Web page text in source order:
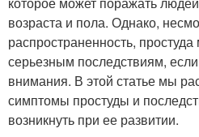
возраста и пола. Однако,
распространенность,
серьезным последствиям,
внимания. В этой статье мы
симптомы простуды и
возникнуть при ее развитии.